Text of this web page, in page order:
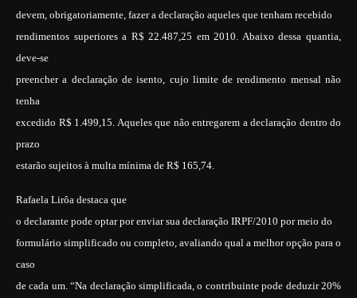
devem, obrigatoriamente, fazer a declaração aqueles que tenham recebido
rendimentos superiores a R$ 22.487,25 em 2010. Abaixo dessa quantia,
deve-se
preencher a declaração de isento, cujo limite de rendimento mensal não
tenha
excedido R$ 1.499,15. Aqueles que não entregarem a declaração dentro do
prazo
estarão sujeitos à multa mínima de R$ 165,74.
Rafaela Lirôa destaca que
o declarante pode optar por enviar sua declaração IRPF/2010 por meio do
formulário simplificado ou completo, avaliando qual a melhor opção para o
caso
de cada um. “Na declaração simplificada, o contribuinte pode deduzir 20%